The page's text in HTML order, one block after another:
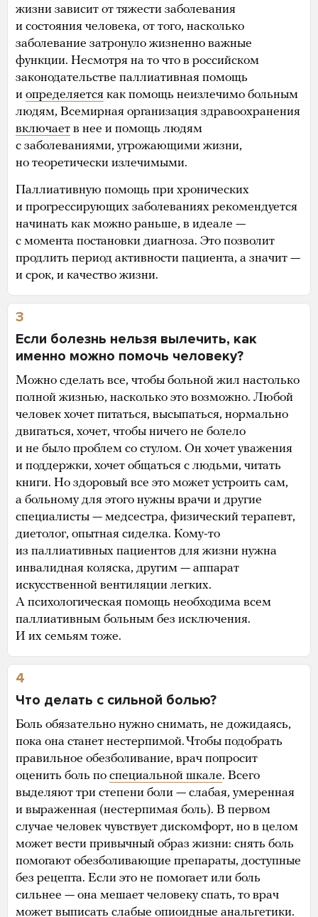
жизни зависит от тяжести заболевания
и состояния человека, от того, насколько
заболевание затронуло жизненно важные
функции. Несмотря на то что в российском
законодательстве паллиативная помощь
и определяется как помощь неизлечимо больным
людям, Всемирная организация здравоохранения
включает в нее и помощь людям
с заболеваниями, угрожающими жизни,
но теоретически излечимыми.
Паллиативную помощь при хронических
и прогрессирующих заболеваниях рекомендуется
начинать как можно раньше, в идеале —
с момента постановки диагноза. Это позволит
продлить период активности пациента, а значит —
и срок, и качество жизни.
3
Если болезнь нельзя вылечить, как
именно можно помочь человеку?
Можно сделать все, чтобы больной жил настолько
полной жизнью, насколько это возможно. Любой
человек хочет питаться, высыпаться, нормально
двигаться, хочет, чтобы ничего не болело
и не было проблем со стулом. Он хочет уважения
и поддержки, хочет общаться с людьми, читать
книги. Но здоровый все это может устроить сам,
а больному для этого нужны врачи и другие
специалисты — медсестра, физический терапевт,
диетолог, опытная сиделка. Кому-то
из паллиативных пациентов для жизни нужна
инвалидная коляска, другим — аппарат
искусственной вентиляции легких.
А психологическая помощь необходима всем
паллиативным больным без исключения.
И их семьям тоже.
4
Что делать с сильной болью?
Боль обязательно нужно снимать, не дожидаясь,
пока она станет нестерпимой. Чтобы подобрать
правильное обезболивание, врач попросит
оценить боль по специальной шкале. Всего
выделяют три степени боли — слабая, умеренная
и выраженная (нестерпимая боль). В первом
случае человек чувствует дискомфорт, но в целом
может вести привычный образ жизни: снять боль
помогают обезболивающие препараты, доступные
без рецепта. Если это не помогает или боль
сильнее — она мешает человеку спать, то врач
может выписать слабые опиоидные анальгетики.